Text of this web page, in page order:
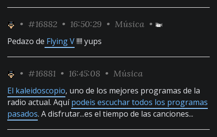
• #16882 • 16:50:29 • Música •
Pedazo de Flying V!!!! yups
• #16881 • 16:45:08 • Música
El kaleidoscopio, uno de los mejores programas de la
radio actual. Aquípodeis escuchar todos los programas
pasados. A disfrutar...es el tiempo de las canciones...